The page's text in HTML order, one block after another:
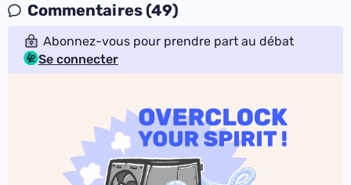
Commentaires (49)
Abonnez-vous pour prendre part au débat
Se connecter